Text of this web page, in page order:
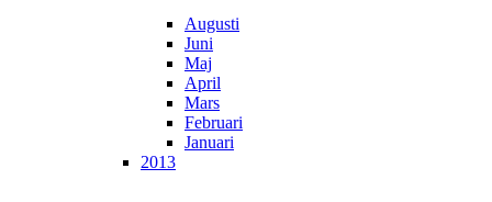
Augusti
Juni
Maj
April
Mars
Februari
Januari
2013